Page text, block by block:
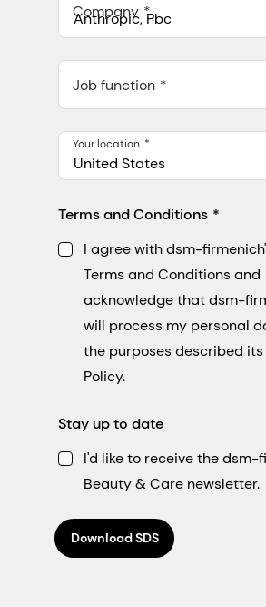
Company
548 Market St Pmb 90375, San
Job function
United States
Your location
Terms and Conditions
I agree with dsm-
Terms and Conditions and
acknowledge that dsm-
will process my personal
the purposes described
Policy.
Stay up to date
I'd like to receive the dsm-
Beauty & Care newsletter.
Download SDS